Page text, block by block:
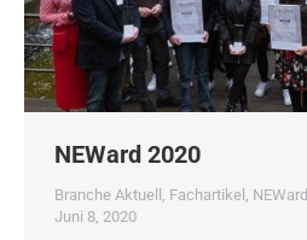
NEWard 2020
Branche Aktuell , Fachartikel , NEWard
Juni 8, 2020